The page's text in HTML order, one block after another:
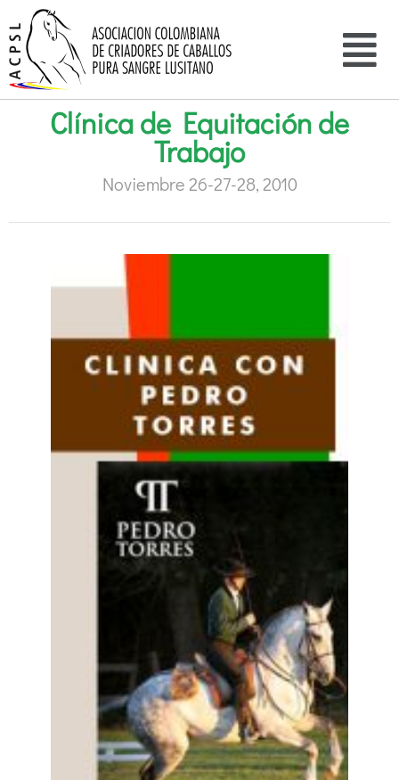
Clínica de Equitación de
Trabajo
Noviembre 26-27-28, 2010